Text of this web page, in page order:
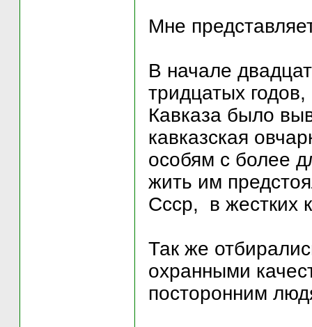
Мне
В начале
тридцатых
Кавказа было
кавказская
особям с более
жить им
Ссср, в жестких
Так же
охранными
посторонним